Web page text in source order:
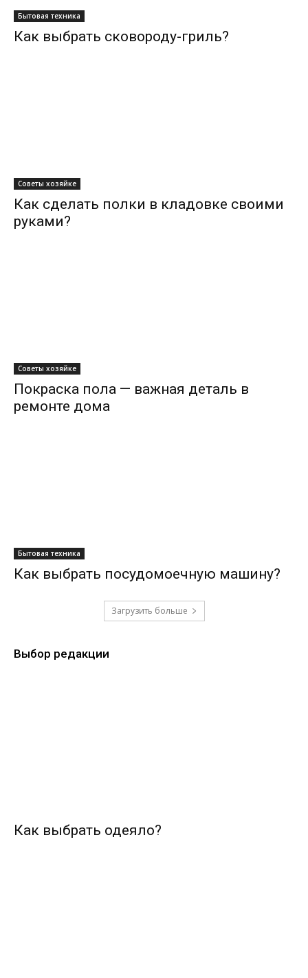
Бытовая техника
Как выбрать сковороду-гриль?
Советы хозяйке
Как сделать полки в кладовке своими
руками?
Советы хозяйке
Покраска пола — важная деталь в
ремонте дома
Бытовая техника
Как выбрать посудомоечную машину?
Загрузить больше
Выбор редакции
Как выбрать одеяло?